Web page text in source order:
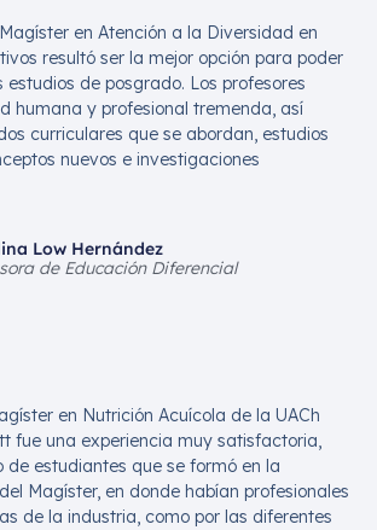
en Atención a la Diversidad en
resultó ser la mejor opción para poder
estudios de posgrado. Los profesores
humana y profesional tremenda, así
curriculares que se abordan, estudios
nuevos e investigaciones
Low Hernández
de Educación Diferencial
en Nutrición Acuícola de la UACh
fue una experiencia muy satisfactoria,
de estudiantes que se formó en la
Magíster, en donde habían profesionales
de la industria, como por las diferentes